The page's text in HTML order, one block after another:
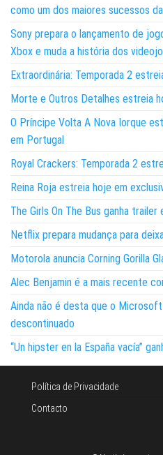
como um dos maiores sucessos
Sony prepara o lançamento de
Xbox e muda a história dos
Extraordinária: Temporada 2
Morte e Outros Detalhes estreia
O Príncipe Volta A Nova Iorque
em Portugal
Royal Crackers: Temporada 2
Reina Roja estreia hoje em
The Girls On The Bus ganha
Netflix prepara mudança para
Motorola anuncia Corning Gorilla
Alec Benjamin é a mais recente
Ainda não é desta que o
descontinuado
“Un hipster en la España vacía”
Política de Privacidade
Contacto